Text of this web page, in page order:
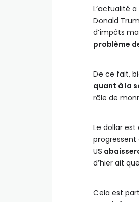
L’actualité
Donald
d’impôts
problème
De ce fait,
quant à la
rôle de
Le dollar
US
d’hier ait
Cela est